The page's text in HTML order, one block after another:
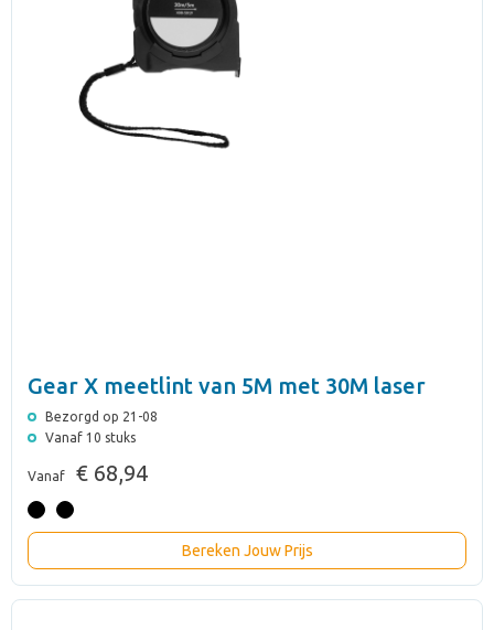
Gear X meetlint van 5M met 30M laser
Bezorgd op 21-08
Vanaf 10 stuks
Vanaf € 68,94
Bereken Jouw Prijs